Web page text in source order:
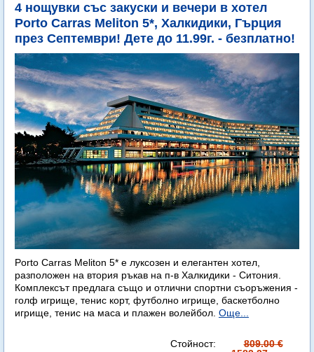
4 нощувки със закуски и вечери в хотел
Porto Carras Meliton 5*, Халкидики, Гърция
през Септември! Дете до 11.99г. - безплатно!
Porto Carras Meliton 5* е луксозен и елегантен хотел,
разположен на втория ръкав на п-в Халкидики - Ситония.
Комплексът предлага също и отлични спортни съоръжения -
голф игрище, тенис корт, футболно игрище, баскетболно
игрище, тенис на маса и плажен волейбол. Още...
Стойност:
809.00 €